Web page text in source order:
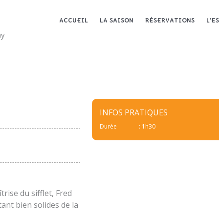
ACCUEIL LA SAISON RÉSERVATIONS
du sifflet, Fred
bien solides de la
INFOS PRATIQUES
Durée : 1h30